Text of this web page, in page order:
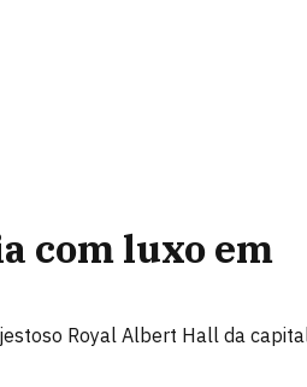
com luxo em
Royal Albert Hall da